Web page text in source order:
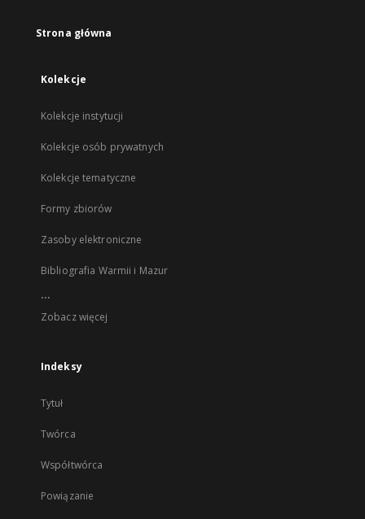
Strona główna
Kolekcje
Kolekcje instytucji
Kolekcje osób prywatnych
Kolekcje tematyczne
Formy zbiorów
Zasoby elektroniczne
Bibliografia Warmii i Mazur
...
Zobacz więcej
Indeksy
Tytuł
Twórca
Współtwórca
Powiązanie